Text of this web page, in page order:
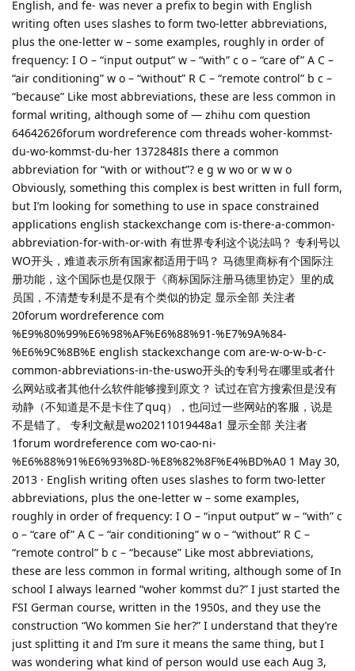
English, and fe- was never a prefix to begin with English
writing often uses slashes to form two-letter abbreviations,
plus the one-letter w – some examples, roughly in order of
frequency: I O – “input output” w – “with” c o – “care of” A C –
“air conditioning” w o – “without” R C – “remote control” b c –
“because” Like most abbreviations, these are less common in
formal writing, although some of — zhihu com question
64642626forum wordreference com threads woher-kommst-
du-wo-kommst-du-her 1372848Is there a common
abbreviation for “with or without”? e g w wo or w w o
Obviously, something this complex is best written in full form,
but I’m looking for something to use in space constrained
applications english stackexchange com is-there-a-common-
abbreviation-for-with-or-with 有世界专利这个说法吗？ 专利号以
WO开头，难道表示所有国家都适用于吗？ 马德里商标有个国际注
册功能，这个国际也是仅限于《商标国际注册马德里协定》里的成
员国，不清楚专利是不是有个类似的协定 显示全部 关注者
20forum wordreference com
%E9%80%99%E6%98%AF%E6%88%91-%E7%9A%84-
%E6%9C%8B%E english stackexchange com are-w-o-w-b-c-
common-abbreviations-in-the-uswo开头的专利号在哪里或者什
么网站或者其他什么软件能够搜到原文？ 试过在官方搜索但是没有
动静（不知道是不是卡住了quq），也问过一些网站的客服，说是
不是错了。 专利文献是wo20211019448a1 显示全部 关注者
1forum wordreference com wo-cao-ni-
%E6%88%91%E6%93%8D-%E8%82%8F%E4%BD%A0 1 May 30,
2013 · English writing often uses slashes to form two-letter
abbreviations, plus the one-letter w – some examples,
roughly in order of frequency: I O – “input output” w – “with” c
o – “care of” A C – “air conditioning” w o – “without” R C –
“remote control” b c – “because” Like most abbreviations,
these are less common in formal writing, although some of In
school I always learned “woher kommst du?” I just started the
FSI German course, written in the 1950s, and they use the
construction “Wo kommen Sie her?” I understand that they’re
just splitting it and I’m sure it means the same thing, but I
was wondering what kind of person would use each Aug 3,